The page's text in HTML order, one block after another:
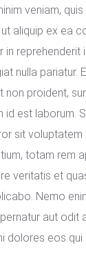
veniam,
aliquip ex ea
in
nulla pariatur.
proident,
id est laborum.
sit voluptatem
totam rem
veritatis et
Nemo
aut odit
dolores eos